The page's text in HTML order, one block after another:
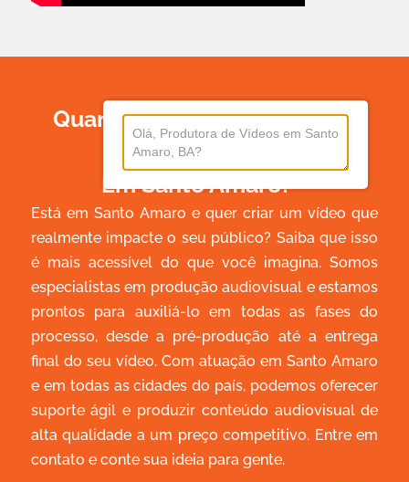
Quanto Custa Produzir Um
Vídeo
Em Santo Amaro?
Está em Santo Amaro e quer criar um vídeo que
realmente impacte o seu público? Saiba que isso
é mais acessível do que você imagina. Somos
especialistas em produção audiovisual e estamos
prontos para auxiliá-lo em todas as fases do
processo, desde a pré-produção até a entrega
final do seu vídeo. Com atuação em Santo Amaro
e em todas as cidades do país, podemos oferecer
suporte ágil e produzir conteúdo audiovisual de
alta qualidade a um preço competitivo. Entre em
contato e conte sua ideia para gente.